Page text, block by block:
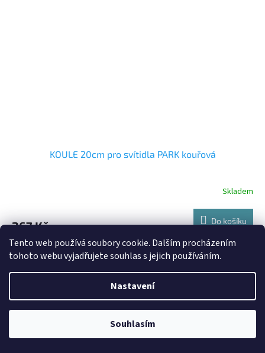
Tento web používá soubory cookie. Dalším procházením
tohoto webu vyjadřujete souhlas s jejich používáním.
Nastavení
Souhlasím
KOULE 20cm pro svítidla PARK kouřová
Skladem
267 Kč Do košíku
Kód:ZOM-200